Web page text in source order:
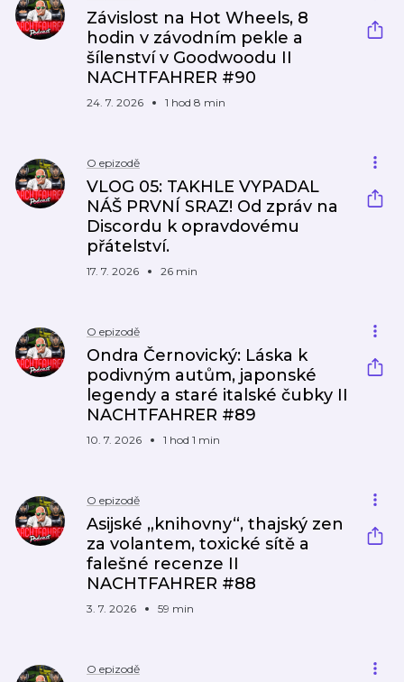
Závislost na Hot Wheels, 8
hodin v závodním pekle a
šílenství v Goodwoodu II
NACHTFAHRER #90
24. 7. 2026 1 hod 8 min
O epizodě
VLOG 05: TAKHLE VYPADAL
NÁŠ PRVNÍ SRAZ! Od zpráv na
Discordu k opravdovému
přátelství.
17. 7. 2026 26 min
O epizodě
Ondra Černovický: Láska k
podivným autům, japonské
legendy a staré italské čubky II
NACHTFAHRER #89
10. 7. 2026 1 hod 1 min
O epizodě
Asijské „knihovny“, thajský zen
za volantem, toxické sítě a
falešné recenze II
NACHTFAHRER #88
3. 7. 2026 59 min
O epizodě